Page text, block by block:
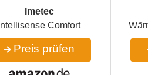
Imetec
Intellisense Comfort
Preis prüfen